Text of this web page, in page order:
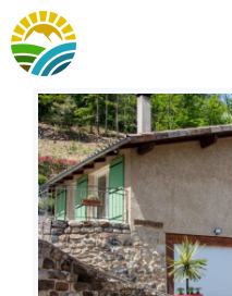
Skip
to
content